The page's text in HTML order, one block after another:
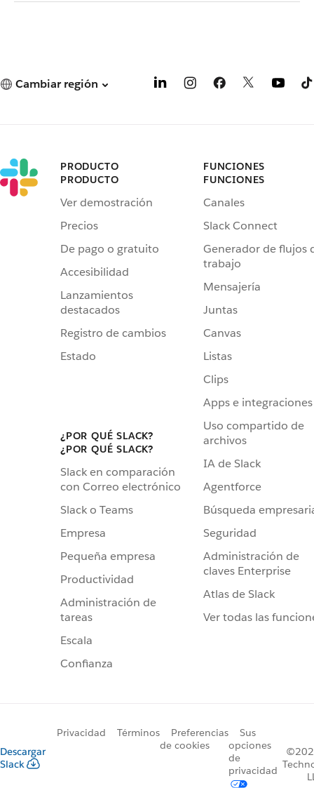
Cambiar región
PRODUCTO
PRODUCTO
Ver demostración
Precios
De pago o gratuito
Accesibilidad
Lanzamientos
destacados
Registro de cambios
Estado
¿POR QUÉ SLACK?
¿POR QUÉ SLACK?
Slack en comparación
con Correo electrónico
Slack o Teams
Empresa
Pequeña empresa
Productividad
Administración de
tareas
Escala
Confianza
FUNCIONES
FUNCIONES
Canales
Slack Connect
Generador de flujos
trabajo
Mensajería
Juntas
Canvas
Listas
Clips
Apps e integraciones
Uso compartido de
archivos
IA de Slack
Agentforce
Búsqueda
Seguridad
Administración de
claves Enterprise
Atlas de Slack
Ver todas las
Descargar
Slack
Privacidad Términos
Preferencias
de cookies
Sus
opciones
de
privacidad